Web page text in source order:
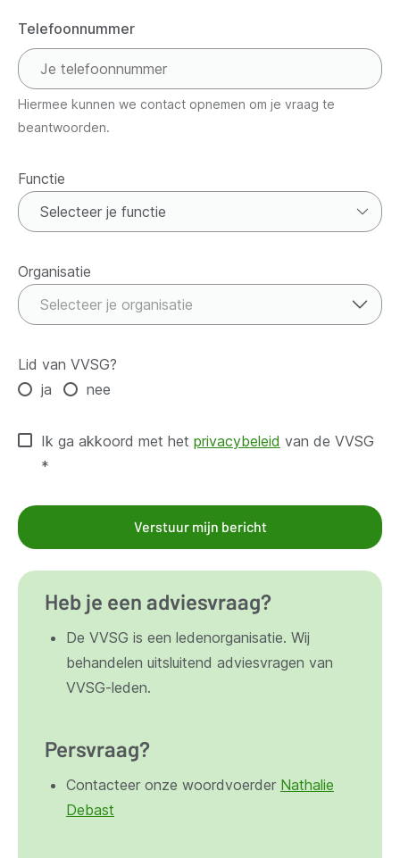
Telefoonnummer
Hiermee kunnen we contact opnemen om je vraag te
beantwoorden.
Functie
Functie
Organisatie
Organisatie
Selecteer je organisatie
Lid van VVSG?
ja
nee
Ik ga akkoord met het privacybeleid van de VVSG
*
Verstuur mijn bericht
Heb je een adviesvraag?
De VVSG is een ledenorganisatie. Wij
behandelen uitsluitend adviesvragen van
VVSG-leden.
Persvraag?
Contacteer onze woordvoerder Nathalie
Debast